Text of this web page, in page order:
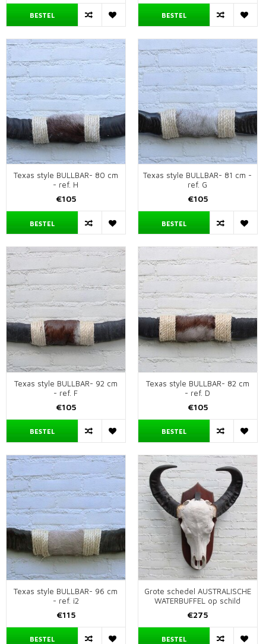
BESTEL BESTEL
Texas style BULLBAR- 80 cm
- ref. H
€105
BESTEL
Texas style BULLBAR- 81 cm -
ref. G
€105
BESTEL
Texas style BULLBAR- 92 cm
- ref. F
€105
BESTEL
Texas style BULLBAR- 82 cm
- ref. D
€105
BESTEL
Texas style BULLBAR- 96 cm
- ref. i2
€115
BESTEL
Grote schedel AUSTRALISCHE
WATERBUFFEL op schild
€275
BESTEL